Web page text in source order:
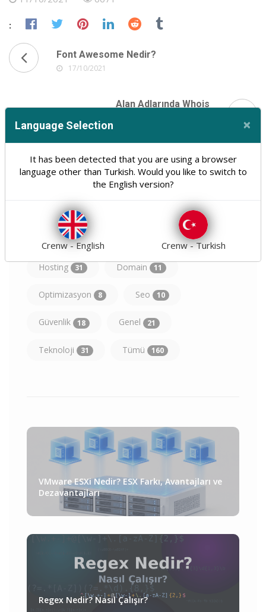
:
Font Awesome Nedir?
17/10/2021
Alan Adlarında Whois
Web Tasarım Ve Yazılım
Hosting 31 Domain 11
Optimizasyon 8 Seo 10
Güvenlik 18 Genel 21
Teknoloji 31 Tümü 160
VMware ESXi Nedir? ESX Farkı, Avantajları ve
Dezavantajları
Regex Nedir? Nasıl Çalışır?
Language Selection ×
It has been detected that you are using a browser
language other than Turkish. Would you like to switch to
the English version?
Crenw - English Crenw - Turkish